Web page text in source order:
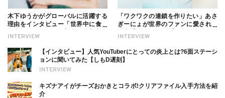
INTERVIEW
木下ゆうかがグローバルに活躍する
理由をインタビュー「世界中に食べ
ついても
INTERVIEW
「ワクワクの連鎖を作りたい」あさ
ぎーにょが世界のファンに愛される
INTERVIEW
【インタビュー】人気YouTuberにとっての炎上とは?6面ステーシ
ョンに聞いてみた【しもD遅刻】
キズナアイがチーズおかきとコラボ!クリアファイル入手方法を紹
介